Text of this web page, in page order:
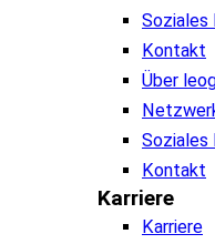
Soziales
Kontakt
Über
Soziales
Kontakt
Karriere
Karriere